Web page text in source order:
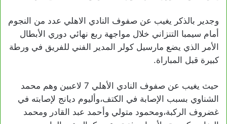
وجدير بالذكر يغيب عن صفوف النادي الاهلي عدد من النجوم
أمام سيمبا التنزاني خلال مواجهة ربع نهائي دوري الأبطال
الأمر الذي يضع مارسيل كولر المدير الفني للفريق في ورطة
كبيرة قبل المباراة.
حيث يغيب عن صفوف النادي الأهلي 7 لاعبين وهم محمد
الشناوي بسبب الإصابة في الكتف،وأليوم ديانج لإصابته في
غضروف الركبة،ومحمود متولي وأحمد عبد القادر ومحمد